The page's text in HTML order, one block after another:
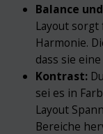
Balance
Layout
Harmonie.
dass sie
Kontrast:
sei es in
Layout
Bereiche